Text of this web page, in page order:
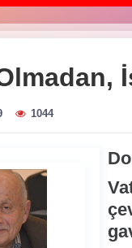
1044